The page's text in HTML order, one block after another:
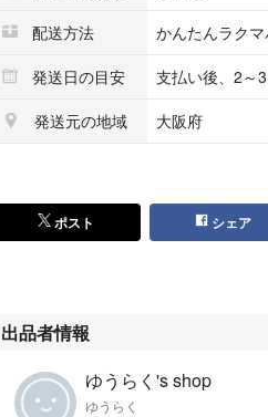
他の商品も出品しているときがあります
その場合は送料等お得になる可能性があ
#HDD #3.5インチ #3.5inch #SATA
配送方法
かんたんラク
発送日の目安
支払い後、2～
発送元の地域
大阪府
ポスト シェア
出品者情報
ゆうらく's shop
ゆうらく